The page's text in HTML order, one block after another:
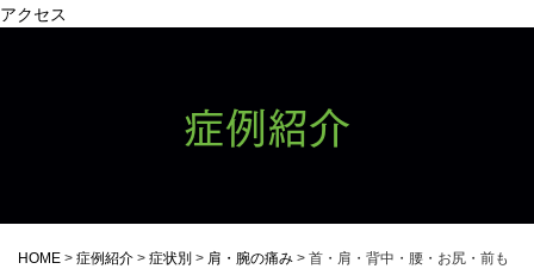
アクセス
症例紹介
HOME > 症例紹介 > 症状別 > 肩・腕の痛み > 首・肩・背中・腰・お尻・前も